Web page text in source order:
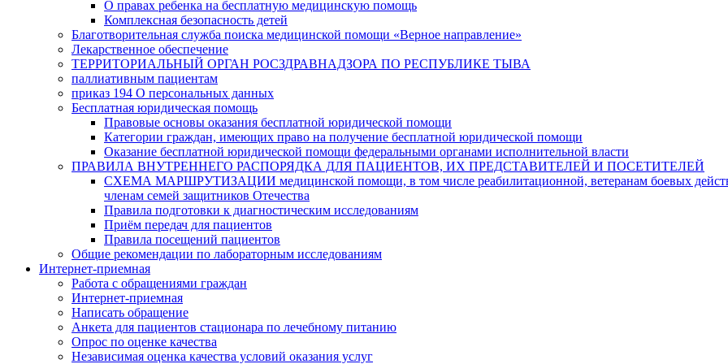
О правах ребенка на бесплатную медицинскую помощь
Комплексная безопасность детей
Благотворительная служба поиска медицинской помощи «Верное направление»
Лекарственное обеспечение
ТЕРРИТОРИАЛЬНЫЙ ОРГАН РОСЗДРАВНАДЗОРА ПО РЕСПУБЛИКЕ ТЫВА
паллиативным пациентам
приказ 194 О персональных данных
Бесплатная юридическая помощь
Правовые основы оказания бесплатной юридической помощи
Категории граждан, имеющих право на получение бесплатной юридической помощи
Оказание бесплатной юридической помощи федеральными органами исполнительной власти
ПРАВИЛА ВНУТРЕННЕГО РАСПОРЯДКА ДЛЯ ПАЦИЕНТОВ, ИХ ПРЕДСТАВИТЕЛЕЙ И ПОСЕТИТЕЛЕЙ
СХЕМА МАРШРУТИЗАЦИИ медицинской помощи, в том числе реабилитационной, ветеранам боевых
членам семей защитников Отечества
Правила подготовки к диагностическим исследованиям
Приём передач для пациентов
Правила посещений пациентов
Общие рекомендации по лабораторным исследованиям
Интернет-приемная
Работа с обращениями граждан
Интернет-приемная
Написать обращение
Анкета для пациентов стационара по лечебному питанию
Опрос по оценке качества
Независимая оценка качества условий оказания услуг